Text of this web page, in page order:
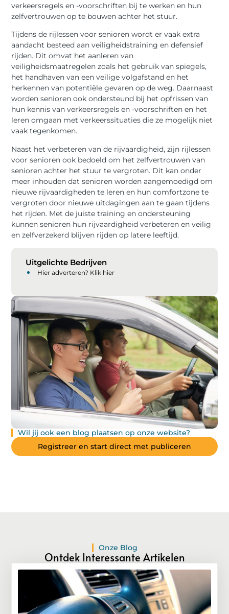
verkeersregels en -voorschriften bij te werken en hun
zelfvertrouwen op te bouwen achter het stuur.
Tijdens de rijlessen voor senioren wordt er vaak extra
aandacht besteed aan veiligheidstraining en defensief
rijden. Dit omvat het aanleren van
veiligheidsmaatregelen zoals het gebruik van spiegels,
het handhaven van een veilige volgafstand en het
herkennen van potentiële gevaren op de weg. Daarnaast
worden senioren ook ondersteund bij het opfrissen van
hun kennis van verkeersregels en -voorschriften en het
leren omgaan met verkeerssituaties die ze mogelijk niet
vaak tegenkomen.
Naast het verbeteren van de rijvaardigheid, zijn rijlessen
voor senioren ook bedoeld om het zelfvertrouwen van
senioren achter het stuur te vergroten. Dit kan onder
meer inhouden dat senioren worden aangemoedigd om
nieuwe rijvaardigheden te leren en hun comfortzone te
vergroten door nieuwe uitdagingen aan te gaan tijdens
het rijden. Met de juiste training en ondersteuning
kunnen senioren hun rijvaardigheid verbeteren en veilig
en zelfverzekerd blijven rijden op latere leeftijd.
Uitgelichte Bedrijven
Hier adverteren? Klik hier
Wil jij ook een blog plaatsen op onze website?
Registreer en start direct met publiceren
Onze Blog
Ontdek Interessante Artikelen